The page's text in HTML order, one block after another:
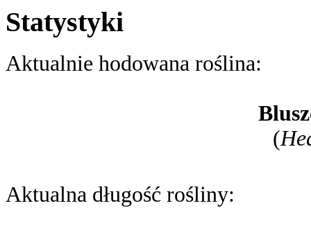
Statystyki
Aktualnie hodowana roślina:
(
Aktualna długość rośliny: